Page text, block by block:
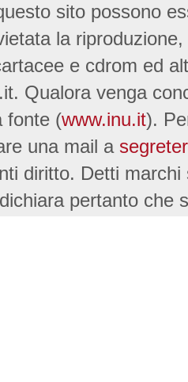
sito possono
la
e cdrom ed
Qualora venga
fonte (www.inu.it).
una mail a
diritto. Detti
pertanto che